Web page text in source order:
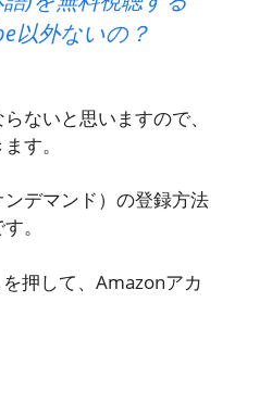
以外ないの？
ないと思いますので、
す。
デマンド）の登録方法
。
押して、Amazonアカ